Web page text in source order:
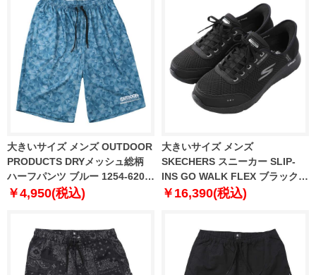
大きいサイズ メンズ OUTDOOR
PRODUCTS DRYメッシュ総柄
ハーフパンツ ブルー 1254-6205-
3 3L 4L 5L 6L 7L 8L
￥4,950(税込)
大きいサイズ メンズ
SKECHERS スニーカー SLIP-
INS GO WALK FLEX ブラック
1240-6260-1 30 31
￥16,390(税込)